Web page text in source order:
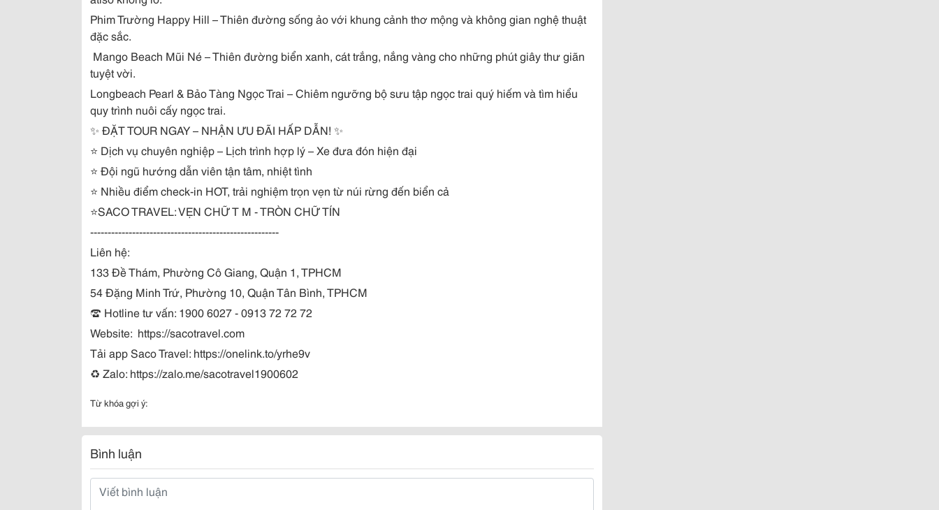
Phim Trường Happy Hill – Thiên đường sống ảo với khung cảnh thơ mộng và không gian nghệ thuật
đặc sắc.
️ Mango Beach Mũi Né – Thiên đường biển xanh, cát trắng, nắng vàng cho những phút giây thư giãn
tuyệt vời.
Longbeach Pearl & Bảo Tàng Ngọc Trai – Chiêm ngưỡng bộ sưu tập ngọc trai quý hiếm và tìm hiểu
quy trình nuôi cấy ngọc trai.
✨ ĐẶT TOUR NGAY – NHẬN ƯU ĐÃI HẤP DẪN! ✨
⭐ Dịch vụ chuyên nghiệp – Lịch trình hợp lý – Xe đưa đón hiện đại
⭐ Đội ngũ hướng dẫn viên tận tâm, nhiệt tình
⭐ Nhiều điểm check-in HOT, trải nghiệm trọn vẹn từ núi rừng đến biển cả
⭐️SACO TRAVEL: VẸN CHỮ T M - TRÒN CHỮ TÍN
------------------------------------------------------
Liên hệ:
133 Đề Thám, Phường Cô Giang, Quận 1, TPHCM
54 Đặng Minh Trứ, Phường 10, Quận Tân Bình, TPHCM
☎️ Hotline tư vấn: 1900 6027 - 0913 72 72 72
Website: https://sacotravel.com
Tải app Saco Travel: https://onelink.to/yrhe9v
♻ Zalo: https://zalo.me/sacotravel1900602
Từ khóa gợi ý:
Bình luận